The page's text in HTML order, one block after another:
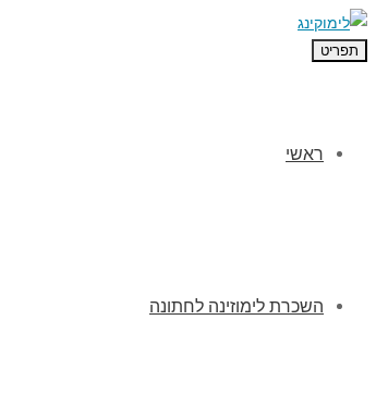
תפריט
ראשי
השכרת לימוזינה לחתונה